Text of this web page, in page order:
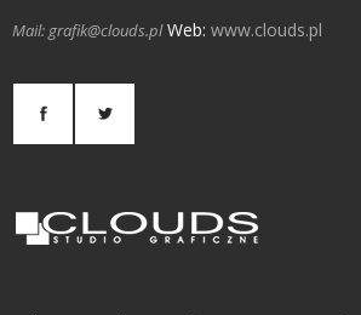
Mail: grafik@clouds.plWeb: www.clouds.pl